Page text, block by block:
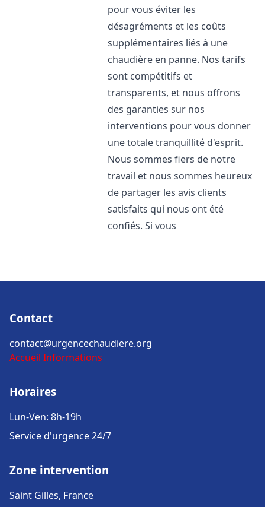
pour vous éviter les
désagréments et les coûts
supplémentaires liés à une
chaudière en panne. Nos tarifs
sont compétitifs et
transparents, et nous offrons
des garanties sur nos
interventions pour vous donner
une totale tranquillité d'esprit.
Nous sommes fiers de notre
travail et nous sommes heureux
de partager les avis clients
satisfaits qui nous ont été
confiés. Si vous
Contact
contact@urgencechaudiere.org
Accueil Informations
Horaires
Lun-Ven: 8h-19h
Service d'urgence 24/7
Zone intervention
Saint Gilles, France